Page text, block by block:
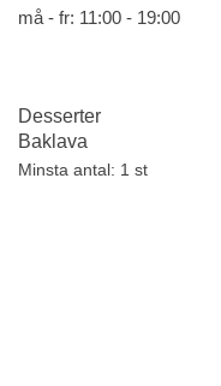
må - fr: 11:00 - 19:00
Desserter
Baklava
Minsta antal: 1 st